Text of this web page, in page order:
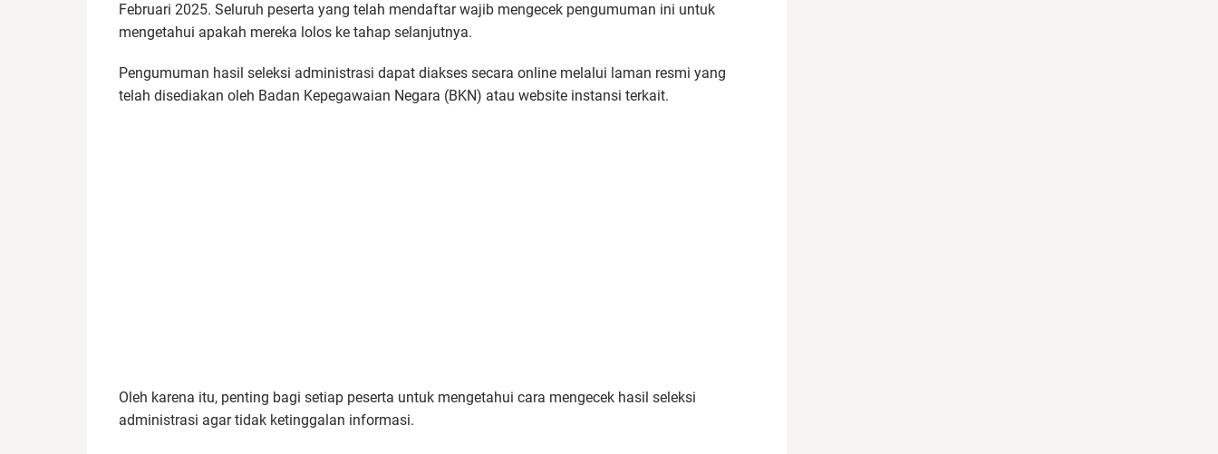
Februari 2025. Seluruh peserta yang telah mendaftar wajib mengecek pengumuman ini untuk
mengetahui apakah mereka lolos ke tahap selanjutnya.
Pengumuman hasil seleksi administrasi dapat diakses secara online melalui laman resmi yang
telah disediakan oleh Badan Kepegawaian Negara (BKN) atau website instansi terkait.
Oleh karena itu, penting bagi setiap peserta untuk mengetahui cara mengecek hasil seleksi
administrasi agar tidak ketinggalan informasi.